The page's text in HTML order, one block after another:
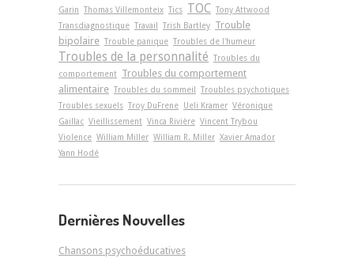
Garin Thomas Villemonteix Tics TOC Tony Attwood
Transdiagnostique Travail Trish Bartley Trouble
bipolaire Trouble panique Troubles de l'humeur
Troubles de la personnalité Troubles du
comportement Troubles du comportement
alimentaire Troubles du sommeil Troubles psychotiques
Troubles sexuels Troy DuFrene Ueli Kramer Véronique
Gaillac Vieillissement Vinca Rivière Vincent Trybou
Violence William Miller William R. Miller Xavier Amador
Yann Hodé
Dernières Nouvelles
Chansons psychoéducatives